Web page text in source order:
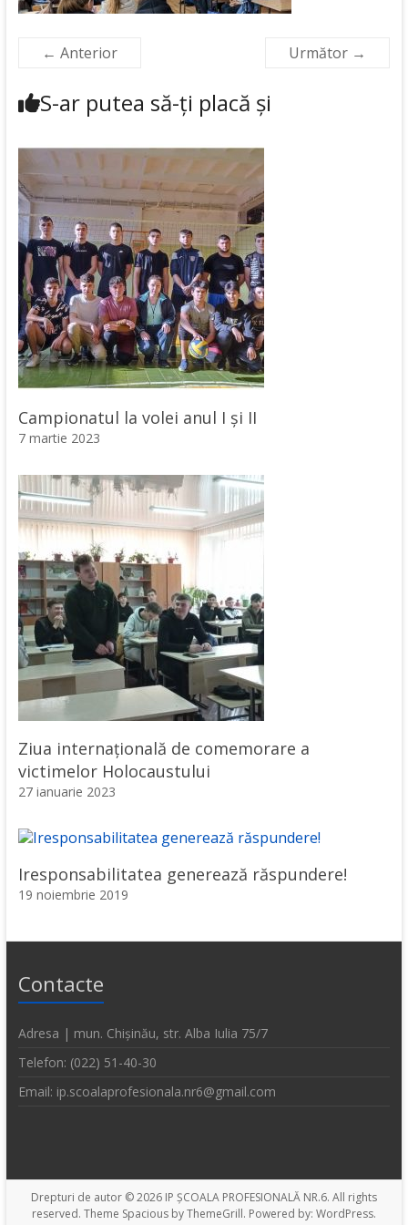
← Anterior Următor →
S-ar putea să-ți placă și
Campionatul la volei anul I și II
7 martie 2023
Ziua internaţională de comemorare a
victimelor Holocaustului
27 ianuarie 2023
Iresponsabilitatea generează răspundere!
19 noiembrie 2019
Contacte
Adresa | mun. Chișinău, str. Alba Iulia 75/7
Telefon: (022) 51-40-30
Email: ip.scoalaprofesionala.nr6@gmail.com
Drepturi de autor © 2026 IP ȘCOALA PROFESIONALĂ NR.6. All rights
reserved. Theme Spaciousby ThemeGrill. Powered by: WordPress.